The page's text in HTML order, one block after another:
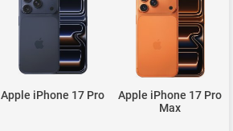
Apple iPhone 17 Pro
Apple iPhone 17 Pro
Max